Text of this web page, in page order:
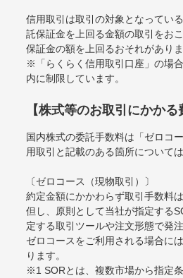
信用取引は取引の対象となってい
託保証金を上回る金額の取引をお
保証金の額を上回るおそれがあり
※「らくらく信用取引口座」の場
内に制限しています。
【株式等のお取引にかかる
国内株式の委託手数料は「ゼロコ
用取引と記載のある箇所について
〔ゼロコース（現物取引）〕
約定金額にかかわらず取引手数料
但し、原則として当社が指定する
定する取引ツールや注文形態で発
ゼロコースをご利用される場合に
ります。
※1 SORとは、複数市場から指定